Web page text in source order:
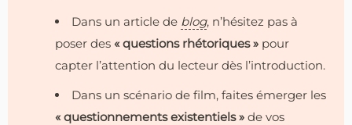
Dans un article de blog, n’hésitez pas à
poser des « questions rhétoriques » pour
capter l’attention du lecteur dès l’introduction.
Dans un scénario de film, faites émerger les
« questionnements existentiels » de vos